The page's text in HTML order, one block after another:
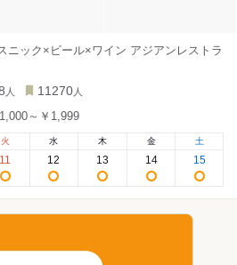
ニック×ビール×ワイン アジアンレストラ
人 11270 人
～￥1,999
火
11
水
12
木
13
金
14
土
15